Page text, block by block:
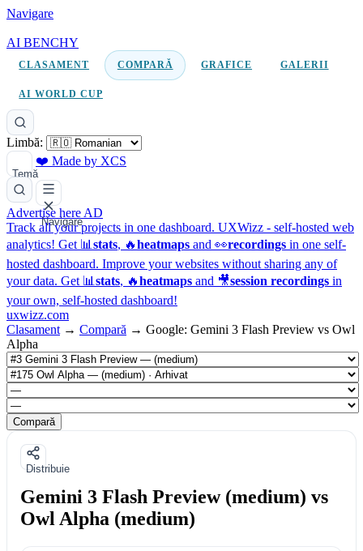
Navigare
AI BENCHY
CLASAMENT COMPARĂ GRAFICE GALERII
AI WORLD CUP
Limbă:
Temă
❤️ Made by XCS
Navigare
Advertise here AD
Track all your projects in one dashboard. UXWizz - self-hosted web
analytics! Get 📊 stats, 🔥heatmaps and 👀recordings in one self-
hosted dashboard. Improve your websites without sharing any of
your data. Get 📊 stats, 🔥heatmaps and 🎥session recordings in
your own, self-hosted dashboard!
uxwizz.com
Clasament → Compară → Google: Gemini 3 Flash Preview vs Owl
Alpha
Compară
Distribuie
Gemini 3 Flash Preview (medium) vs
Owl Alpha (medium)